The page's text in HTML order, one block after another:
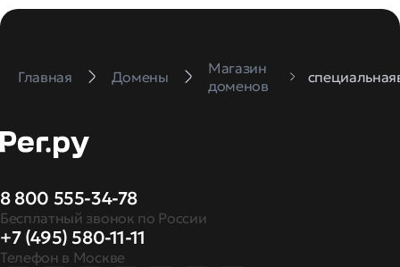
Главная Домены
Магазин
доменов
8 800 555-34-78
Бесплатный звонок по России
+7 (495) 580-11-11
Телефон в Москве